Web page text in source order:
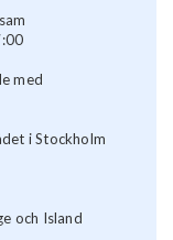
med
i Stockholm
och Island